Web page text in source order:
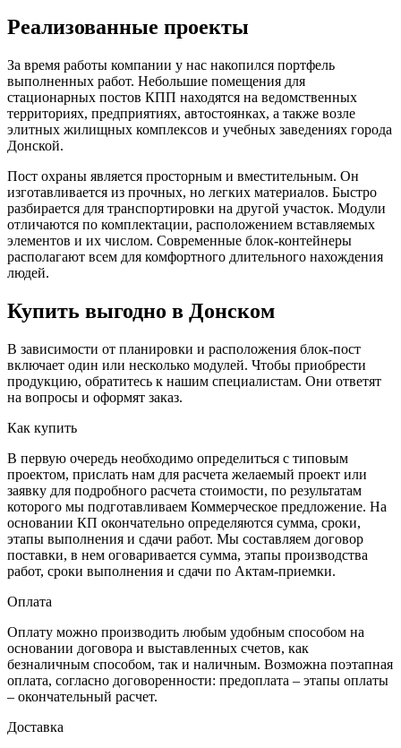
Реализованные проекты
За время работы компании у нас накопился портфель
выполненных работ. Небольшие помещения для
стационарных постов КПП находятся на ведомственных
территориях, предприятиях, автостоянках, а также возле
элитных жилищных комплексов и учебных заведениях города
Донской.
Пост охраны является просторным и вместительным. Он
изготавливается из прочных, но легких материалов. Быстро
разбирается для транспортировки на другой участок. Модули
отличаются по комплектации, расположением вставляемых
элементов и их числом. Современные блок-контейнеры
располагают всем для комфортного длительного нахождения
людей.
Купить выгодно в Донском
В зависимости от планировки и расположения блок-пост
включает один или несколько модулей. Чтобы приобрести
продукцию, обратитесь к нашим специалистам. Они ответят
на вопросы и оформят заказ.
Как купить
В первую очередь необходимо определиться с типовым
проектом, прислать нам для расчета желаемый проект или
заявку для подробного расчета стоимости, по результатам
которого мы подготавливаем Коммерческое предложение. На
основании КП окончательно определяются сумма, сроки,
этапы выполнения и сдачи работ. Мы составляем договор
поставки, в нем оговаривается сумма, этапы производства
работ, сроки выполнения и сдачи по Актам-приемки.
Оплата
Оплату можно производить любым удобным способом на
основании договора и выставленных счетов, как
безналичным способом, так и наличным. Возможна поэтапная
оплата, согласно договоренности: предоплата – этапы оплаты
– окончательный расчет.
Доставка